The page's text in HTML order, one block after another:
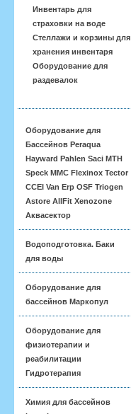
Инвентарь для
страховки на воде
Стеллажи и корзины для
хранения инвентаря
Оборудование для
раздевалок
Оборудование для
Бассейнов Peraqua
Hayward Pahlen Saci MTH
Speck MMC Flexinox Tector
CCEI Van Erp OSF Triogen
Astore AllFit Xenozone
Аквасектор
Водоподготовка. Баки
для воды
Оборудование для
бассейнов Маркопул
Оборудование для
физиотерапии и
реабилитации
Гидротерапия
Химия для бассейнов